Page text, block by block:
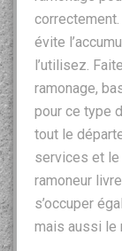
évite
l’utilisez.
ramonage,
pour ce type
tout le
services et le
ramoneur
s’occuper
mais aussi le